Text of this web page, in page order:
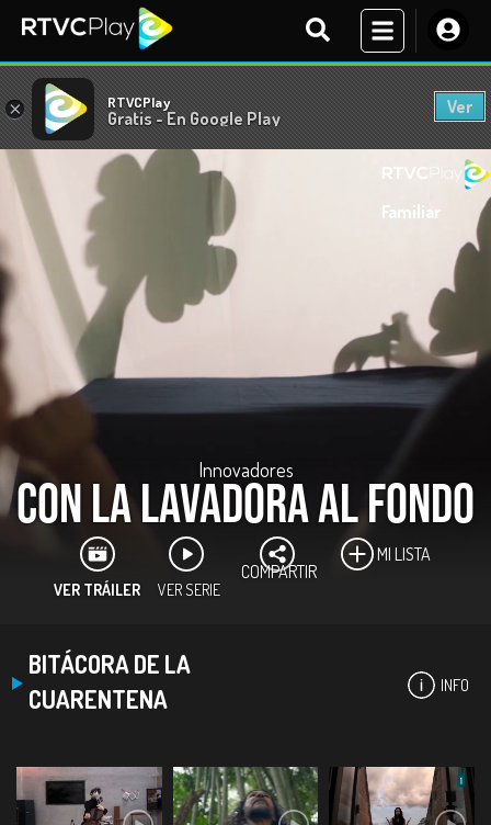
× RTVCPlay
Gratis - En Google Play
Ver
Familiar
Innovadores
Con la lavadora al fondo
VER TRÁILER VER SERIE
COMPARTIR
MI LISTA
BITÁCORA DE LA
CUARENTENA
INFO